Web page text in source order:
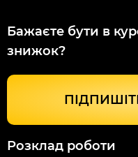
Бажаєте бути в
знижок?
Розклад роботи